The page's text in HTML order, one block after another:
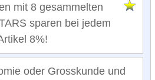
mit 8 gesammelten
sparen bei jedem
8%!
oder Grosskunde und